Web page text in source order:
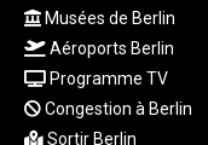
Musées de Berlin
Aéroports Berlin
Programme TV
Congestion à Berlin
Sortir Berlin